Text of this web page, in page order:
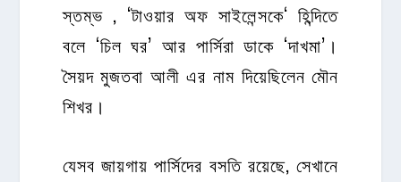
স্তম্ভ , ‘টাওয়ার অফ সাইলেন্সকে‘ হিন্দিতে
বলে ‘চিল ঘর’ আর পার্সিরা ডাকে ‘দাখমা’।
সৈয়দ মুজতবা আলী এর নাম দিয়েছিলেন মৌন
শিখর।
যেসব জায়গায় পার্সিদের বসতি রয়েছে, সেখানে